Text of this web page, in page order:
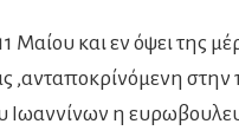
Μαίου και εν όψει της
,ανταποκρίνόμενη
η